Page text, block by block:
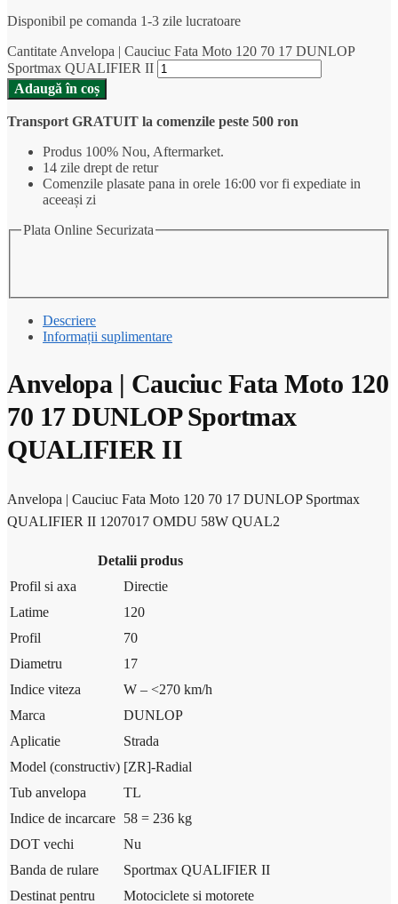
Disponibil pe comanda 1-3 zile lucratoare
Cantitate Anvelopa | Cauciuc Fata Moto 120 70 17 DUNLOP
Sportmax QUALIFIER II
Adaugă în coș
Transport GRATUIT la comenzile peste 500 ron
Produs 100% Nou, Aftermarket.
14 zile drept de retur
Comenzile plasate pana in orele 16:00 vor fi expediate in
aceeași zi
Plata Online Securizata
Descriere
Informații suplimentare
Anvelopa | Cauciuc Fata Moto 120
70 17 DUNLOP Sportmax
QUALIFIER II
Anvelopa | Cauciuc Fata Moto 120 70 17 DUNLOP Sportmax
QUALIFIER II 1207017 OMDU 58W QUAL2
Detalii produs
Profil si axa
Directie
Latime
120
Profil
70
Diametru
17
Indice viteza
W – <270 km/h
Marca
DUNLOP
Aplicatie
Strada
Model (constructiv) [ZR]-Radial
Tub anvelopa
TL
Indice de incarcare 58 = 236 kg
DOT vechi
Nu
Banda de rulare
Sportmax QUALIFIER II
Destinat pentru
Motociclete si motorete